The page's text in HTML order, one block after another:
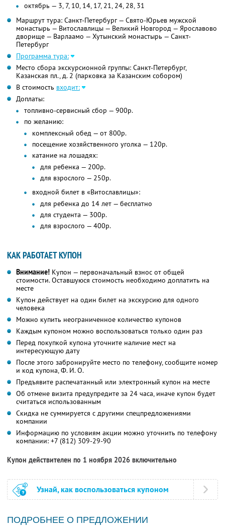
октябрь — 3, 7, 10, 14, 17, 21, 24, 28, 31
Маршрут тура: Санкт-Петербург — Свято-Юрьев мужской
монастырь — Витославлицы — Великий Новгород — Ярославово
дворище — Варлаамо — Хутынский монастырь — Санкт-
Петербург
Программа тура:
Место сбора экскурсионной группы: Санкт-Петербург,
Казанская пл., д. 2 (парковка за Казанским собором)
В стоимость входит:
Доплаты:
топливно-сервисный сбор — 900р.
по желанию:
комплексный обед — от 800р.
посещение хозяйственного уголка — 120р.
катание на лошадях:
для ребенка — 200р.
для взрослого — 250р.
входной билет в «Витославлицы»:
для ребенка до 14 лет — бесплатно
для студента — 300р.
для взрослого — 400р.
КАК РАБОТАЕТ КУПОН
Внимание! Купон — первоначальный взнос от общей
стоимости. Оставшуюся стоимость необходимо доплатить на
месте
Купон действует на один билет на экскурсию для одного
человека
Можно купить неограниченное количество купонов
Каждым купоном можно воспользоваться только один раз
Перед покупкой купона уточните наличие мест на
интересующую дату
После этого забронируйте место по телефону, сообщите номер
и код купона,Ф. И. О.
Предъявите распечатанный или электронный купон на месте
Об отмене визита предупредите за 24 часа, иначе купон будет
считаться использованным
Скидка не суммируется с другими спецпредложениями
компании
Информацию по условиям акции можно уточнить по телефону
компании: +7 (812) 309-29-90
Купон действителен по 1 ноября 2026 включительно
Узнай, как воспользоваться купоном
ПОДРОБНЕЕ О ПРЕДЛОЖЕНИИ